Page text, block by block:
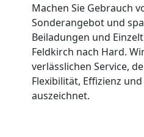
Machen Sie Gebrauch
Sonderangebot und
Beiladungen und
Feldkirch nach Hard.
verlässlichen Service,
Flexibilität, Effizienz
auszeichnet.